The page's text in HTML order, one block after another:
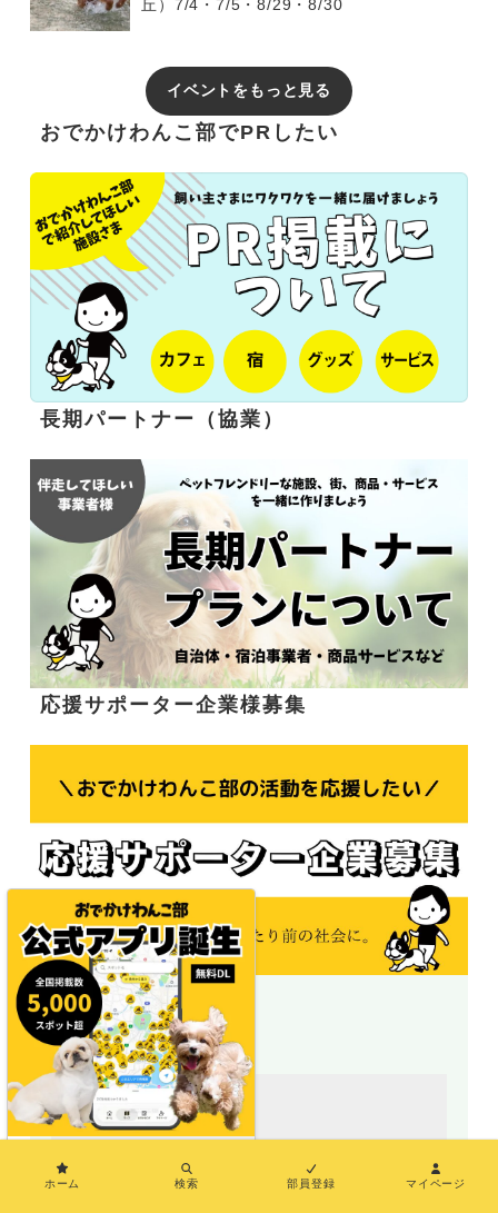
丘）7/4・7/5・8/29・8/30
イベントをもっと見る
おでかけわんこ部でPRしたい
長期パートナー（協業）
応援サポーター企業様募集
＼地図で探せる／
ホーム 検索 部員登録 マイページ